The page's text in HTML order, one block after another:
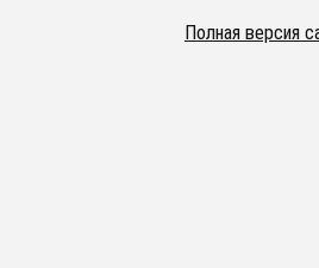
Полная версия